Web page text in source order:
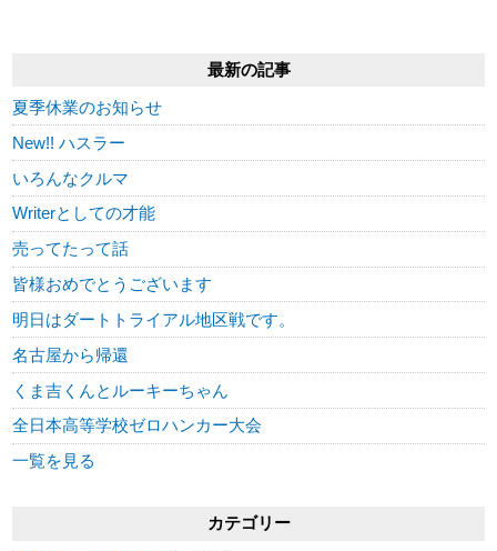
最新の記事
夏季休業のお知らせ
New!! ハスラー
いろんなクルマ
Writerとしての才能
売ってたって話
皆様おめでとうございます
明日はダートトライアル地区戦です。
名古屋から帰還
くま吉くんとルーキーちゃん
全日本高等学校ゼロハンカー大会
一覧を見る
カテゴリー